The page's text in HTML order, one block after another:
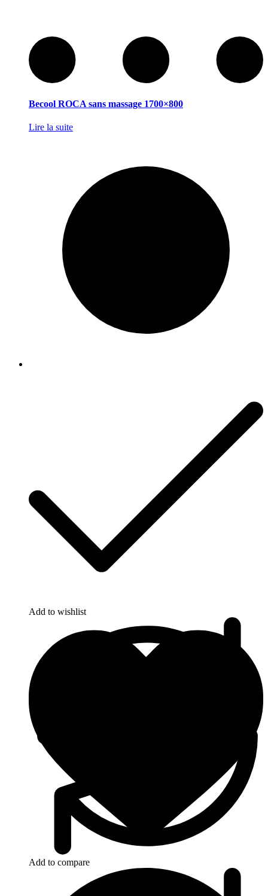
Becool ROCA sans massage 1700×800
Lire la suite
Add to wishlist
Add to compare